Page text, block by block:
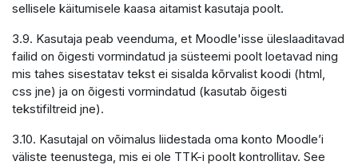
sellisele käitumisele kaasa aitamist kasutaja poolt.
3.9. Kasutaja peab veenduma, et Moodle'isse üleslaaditavad
failid on õigesti vormindatud ja süsteemi poolt loetavad ning
mis tahes sisestatav tekst ei sisalda kõrvalist koodi (html,
css jne) ja on õigesti vormindatud (kasutab õigesti
tekstifiltreid jne).
3.10. Kasutajal on võimalus liidestada oma konto Moodle’i
väliste teenustega, mis ei ole TTK-i poolt kontrollitav. See